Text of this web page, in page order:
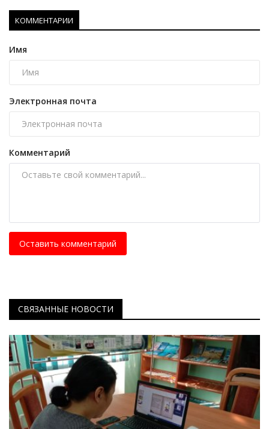
КОММЕНТАРИИ
Имя
Электронная почта
Комментарий
Оставить комментарий
СВЯЗАННЫЕ НОВОСТИ